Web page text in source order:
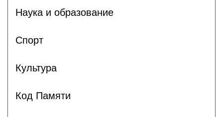
Наука и образование
Спорт
Культура
Код Памяти